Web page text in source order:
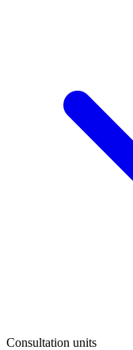
Consultation units